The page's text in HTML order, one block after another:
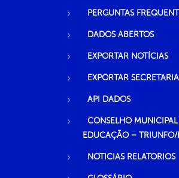
PERGUNTAS
DADOS ABERTOS
EXPORTAR NOTÍCIAS
EXPORTAR
API DADOS
CONSELHO
EDUCAÇÃO – TRIUNFO/
NOTICIAS RELATORIOS